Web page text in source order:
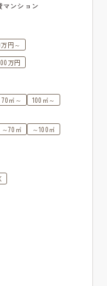
マンション
円～
万円
70㎡～
100㎡～
～70㎡
～100㎡